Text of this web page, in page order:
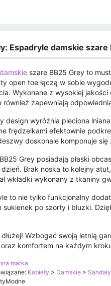
Espadryle damskie szare
szare BB25 Grey to
open toe łączą w sobie
Wykonane z wysokiej
również zapewniają
design wyróżnia pleciona
frędzelkami efektownie
doskonale komponuje się
Grey posiadają płaski
dzień. Brak noska to kolejny
wkładki wykonany z tkaniny
to nie tylko funkcjonalny
sukienek po szorty i bluzki.
Wzbogać swoją letnią
komfortem na każdym
marka
Kobiety > Damskie > Sandały